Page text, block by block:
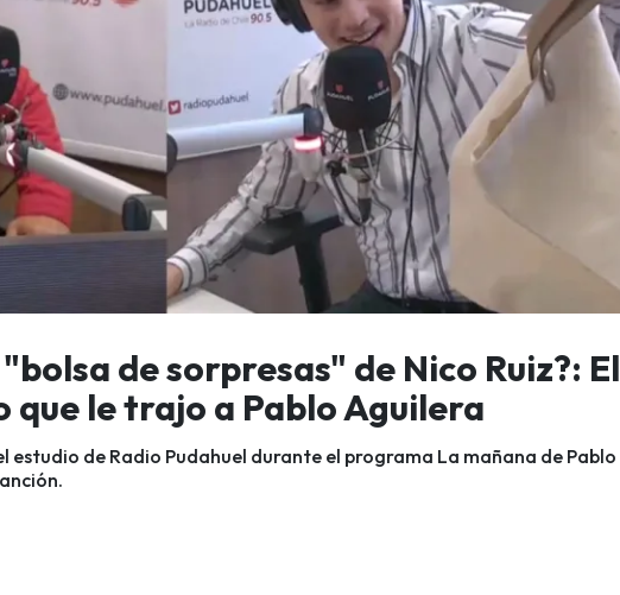
de sorpresas" de Nico Ruiz?: El
que le trajo a Pablo Aguilera
estudio de Radio Pudahuel durante el programa La mañana de Pablo